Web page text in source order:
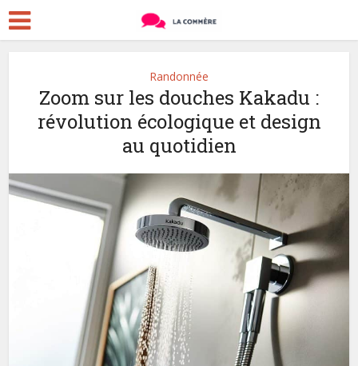
Randonnée
Zoom sur les douches Kakadu :
révolution écologique et design
au quotidien